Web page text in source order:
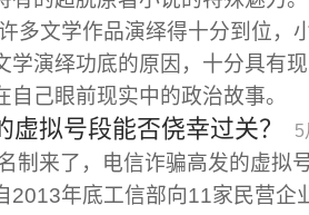
多文学作品演绎得十分到位，
学演绎功底的原因，十分具有
自己眼前现实中的政治故事。
虚拟号段能否侥幸过关？ 5
名制来了，电信诈骗高发的虚
2013年底工信部向11家民营企